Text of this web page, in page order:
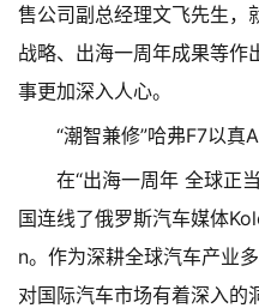
售公司副总经理文飞先生，
战略、出海一周年成果等作
事更加深入人心。
“潮智兼修”哈弗F7以真
在“出海一周年 全球正
国连线了俄罗斯汽车媒体
n。作为深耕全球汽车产业
对国际汽车市场有着深入的